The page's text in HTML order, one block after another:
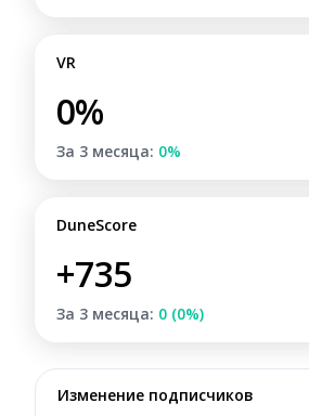
VR
0%
За 3 месяца: 0%
DuneScore
+735
За 3 месяца: 0 (0%)
Изменение подписчиков